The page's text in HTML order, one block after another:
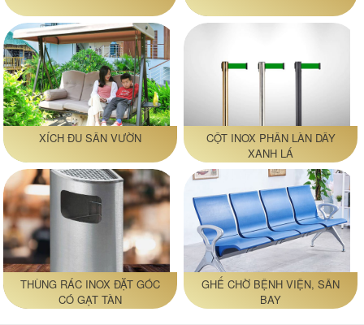
XÍCH ĐU SÂN VƯỜN
CỘT INOX PHÂN LÀN DÂY
XANH LÁ
THÙNG RÁC INOX ĐẶT GÓC
CÓ GẠT TÀN
GHẾ CHỜ BỆNH VIỆN, SÂN
BAY